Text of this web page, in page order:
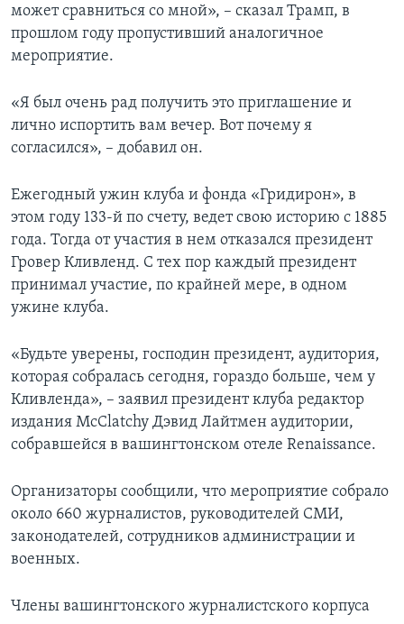
может сравниться со мной», – сказал Трамп, в
прошлом году пропустивший аналогичное
мероприятие.
«Я был очень рад получить это приглашение и
лично испортить вам вечер. Вот почему я
согласился», – добавил он.
Ежегодный ужин клуба и фонда «Гридирон», в
этом году 133-й по счету, ведет свою историю с 1885
года. Тогда от участия в нем отказался президент
Гровер Кливленд. С тех пор каждый президент
принимал участие, по крайней мере, в одном
ужине клуба.
«Будьте уверены, господин президент, аудитория,
которая собралась сегодня, гораздо больше, чем у
Кливленда», – заявил президент клуба редактор
издания McClatchy Дэвид Лайтмен аудитории,
собравшейся в вашингтонском отеле Renaissance.
Организаторы сообщили, что мероприятие собрало
около 660 журналистов, руководителей СМИ,
законодателей, сотрудников администрации и
военных.
Члены вашингтонского журналистского корпуса